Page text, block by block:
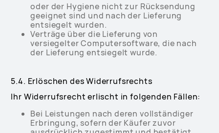
oder der Hygiene nicht zur Rücksendung
geeignet sind und nach der Lieferung
entsiegelt wurden.
Verträge über die Lieferung von
versiegelter Computersoftware, die nach
der Lieferung entsiegelt wurde.
5.4. Erlöschen des Widerrufsrechts
Ihr Widerrufsrecht erlischt in folgenden Fällen:
Bei Leistungen nach deren vollständiger
Erbringung, sofern der Käufer zuvor